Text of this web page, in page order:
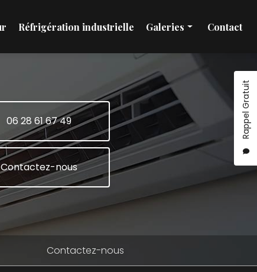
Rappel Gratuit
Réfrigération industrielle Galeries
Installation et maintenance climatisation
Pompe à chaleur
Réfrigération industrielle
Contact
06 28 61 67 49
Contactez-nous
Contactez-nous